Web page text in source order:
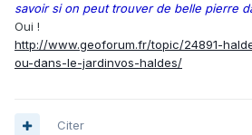
savoir si on peut trouver de belle pierre
Oui !
http://www.geoforum.fr/topic/24891-
ou-dans-le-jardinvos-haldes/
Citer